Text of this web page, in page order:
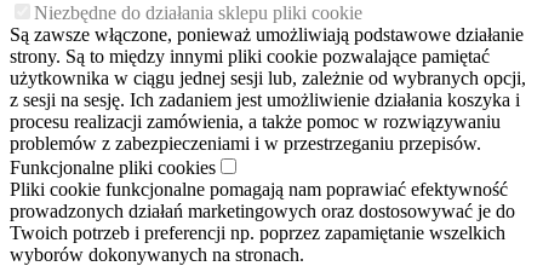
Niezbędne do działania sklepu pliki cookie
Są zawsze włączone, ponieważ umożliwiają podstawowe działanie
strony. Są to między innymi pliki cookie pozwalające pamiętać
użytkownika w ciągu jednej sesji lub, zależnie od wybranych opcji,
z sesji na sesję. Ich zadaniem jest umożliwienie działania koszyka i
procesu realizacji zamówienia, a także pomoc w rozwiązywaniu
problemów z zabezpieczeniami i w przestrzeganiu przepisów.
Funkcjonalne pliki cookies
Pliki cookie funkcjonalne pomagają nam poprawiać efektywność
prowadzonych działań marketingowych oraz dostosowywać je do
Twoich potrzeb i preferencji np. poprzez zapamiętanie wszelkich
wyborów dokonywanych na stronach.